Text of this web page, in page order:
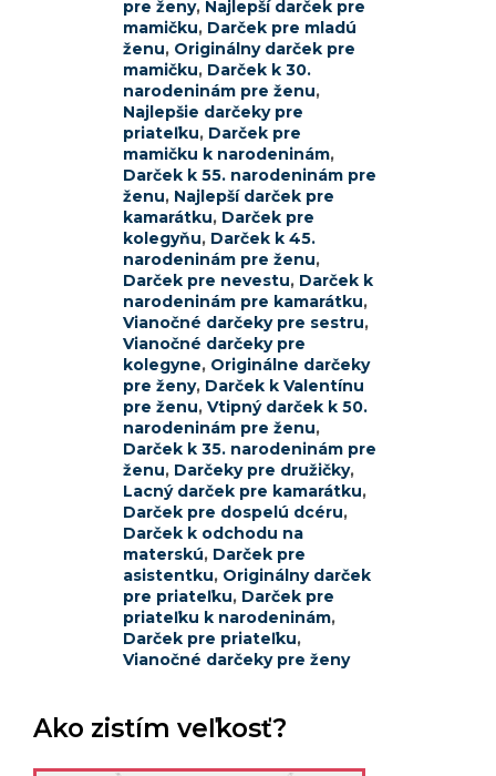
pre ženy, Najlepší darček pre
mamičku, Darček pre mladú
ženu, Originálny darček pre
mamičku, Darček k 30.
narodeninám pre ženu,
Najlepšie darčeky pre
priateľku, Darček pre
mamičku k narodeninám,
Darček k 55. narodeninám pre
ženu, Najlepší darček pre
kamarátku, Darček pre
kolegyňu, Darček k 45.
narodeninám pre ženu,
Darček pre nevestu, Darček k
narodeninám pre kamarátku,
Vianočné darčeky pre sestru,
Vianočné darčeky pre
kolegyne, Originálne darčeky
pre ženy, Darček k Valentínu
pre ženu, Vtipný darček k 50.
narodeninám pre ženu,
Darček k 35. narodeninám pre
ženu, Darčeky pre družičky,
Lacný darček pre kamarátku,
Darček pre dospelú dcéru,
Darček k odchodu na
materskú, Darček pre
asistentku, Originálny darček
pre priateľku, Darček pre
priateľku k narodeninám,
Darček pre priateľku,
Vianočné darčeky pre ženy
Ako zistím veľkosť?